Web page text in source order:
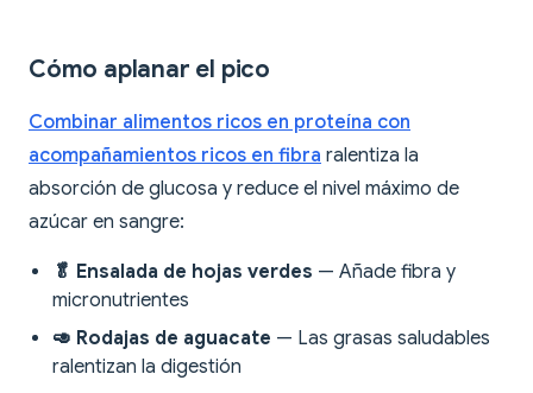
Cómo aplanar el pico
Combinar alimentos ricos en proteína con
acompañamientos ricos en fibra ralentiza la
absorción de glucosa y reduce el nivel máximo de
azúcar en sangre:
🥬 Ensalada de hojas verdes — Añade fibra y
micronutrientes
🥑 Rodajas de aguacate — Las grasas saludables
ralentizan la digestión